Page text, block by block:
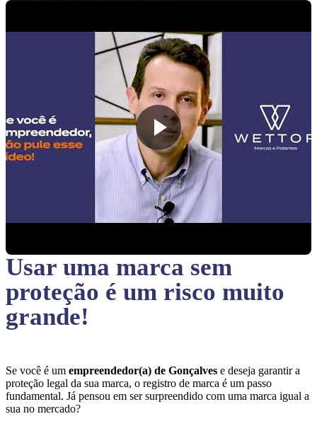
Usar uma marca sem
proteção é um risco muito
grande!
Se você é um empreendedor(a) de Gonçalves e deseja garantir a
proteção legal da sua marca, o registro de marca é um passo
fundamental. Já pensou em ser surpreendido com uma marca igual a
sua no mercado?